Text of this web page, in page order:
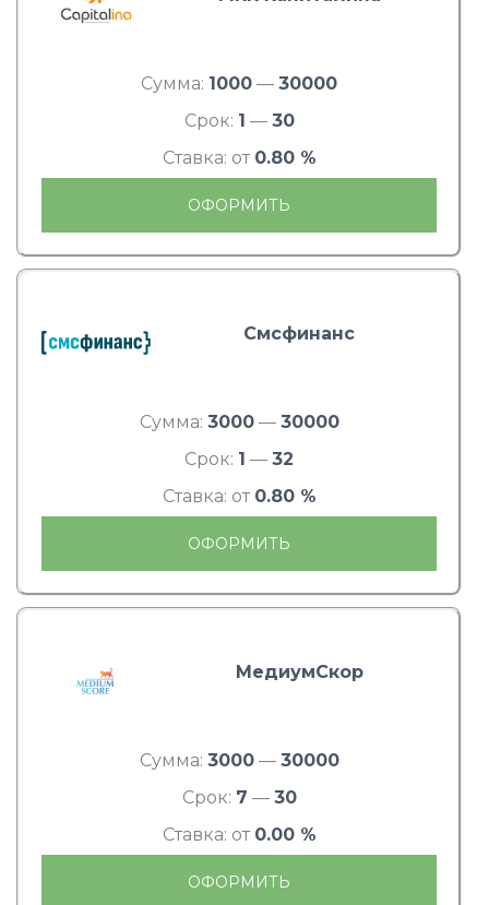
Сумма: 1000 — 30000
Срок: 1 — 30
Ставка: от 0.80 %
ОФОРМИТЬ
Смсфинанс
Сумма: 3000— 30000
Срок: 1 — 32
Ставка: от 0.80 %
ОФОРМИТЬ
МедиумСкор
Сумма: 3000— 30000
Срок: 7 — 30
Ставка: от 0.00 %
ОФОРМИТЬ